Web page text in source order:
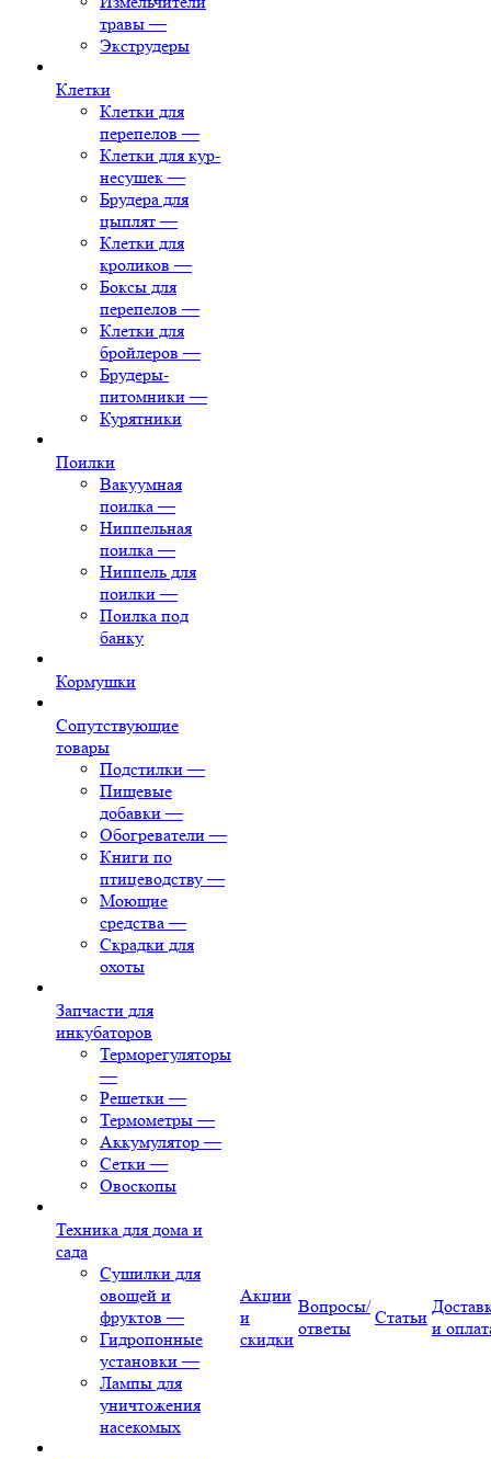
травы —
Экструдеры
Клетки
Клетки для
перепелов —
Клетки для кур-
несушек —
Брудера для
цыплят —
Клетки для
кроликов —
Боксы для
перепелов —
Клетки для
бройлеров —
Брудеры-
питомники —
Курятники
Поилки
Вакуумная
поилка —
Ниппельная
поилка —
Ниппель для
поилки —
Поилка под
банку
Кормушки
Сопутствующие
товары
Подстилки —
Пищевые
добавки —
Обогреватели —
Книги по
птицеводству —
Моющие
средства —
Скрадки для
охоты
Запчасти для
инкубаторов
Терморегуляторы
—
Решетки —
Термометры —
Аккумулятор —
Сетки —
Овоскопы
Техника для дома и
сада
Сушилки для
овощей и
фруктов —
Гидропонные
установки —
Лампы для
уничтожения
насекомых
Акции
и
скидки
Вопросы/
ответы
Статьи
и